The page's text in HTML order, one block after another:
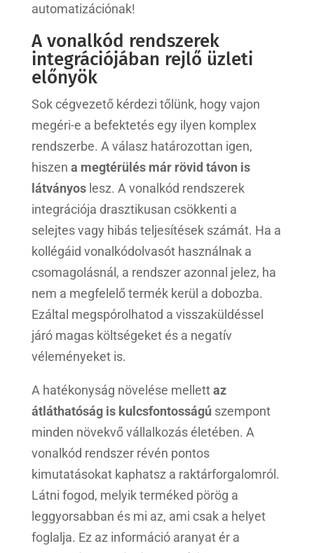
automatizációnak!
A vonalkód rendszerek
integrációjában rejlő üzleti
előnyök
Sok cégvezető kérdezi tőlünk, hogy vajon
megéri-e a befektetés egy ilyen komplex
rendszerbe. A válasz határozottan igen,
hiszen a megtérülés már rövid távon is
látványoslesz. A vonalkód rendszerek
integrációja drasztikusan csökkenti a
selejtes vagy hibás teljesítések számát. Ha a
kollégáid vonalkódolvasót használnak a
csomagolásnál, a rendszer azonnal jelez, ha
nem a megfelelő termék kerül a dobozba.
Ezáltal megspórolhatod a visszaküldéssel
járó magas költségeket és a negatív
véleményeket is.
A hatékonyság növelése mellettaz
átláthatóság is kulcsfontosságú szempont
minden növekvő vállalkozás életében. A
vonalkód rendszer révén pontos
kimutatásokat kaphatsz a raktárforgalomról.
Látni fogod, melyik terméked pörög a
leggyorsabban és mi az, ami csak a helyet
foglalja. Ez az információ aranyat ér a